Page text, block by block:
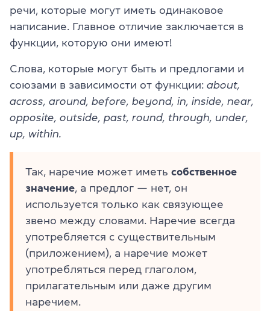
речи, которые могут иметь одинаковое
написание. Главное отличие заключается в
функции, которую они имеют!
Слова, которые могут быть и предлогами и
союзами в зависимости от функции: about,
across, around, before, beyond, in, inside, near,
opposite, outside, past, round, through, under,
up, within.
Так, наречие может иметь собственное
значение, а предлог — нет, он
используется только как связующее
звено между словами. Наречие всегда
употребляется с существительным
(приложением), а наречие может
употребляться перед глаголом,
прилагательным или даже другим
наречием.